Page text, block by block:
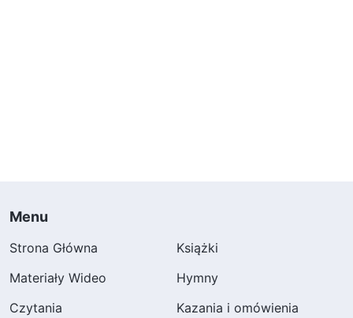
Menu
Strona Główna
Książki
Materiały Wideo
Hymny
Czytania
Kazania i omówienia